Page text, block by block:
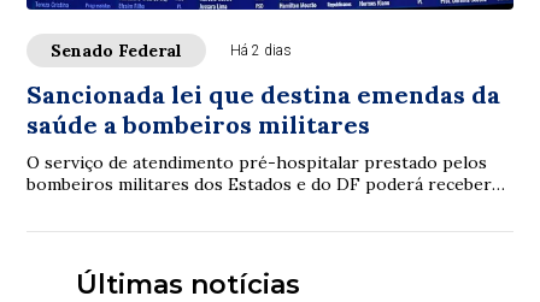
Senado Federal Há 2 dias
Sancionada lei que destina emendas da
saúde a bombeiros militares
O serviço de atendimento pré-hospitalar prestado pelos
bombeiros militares dos Estados e do DF poderá receber
Últimas notícias